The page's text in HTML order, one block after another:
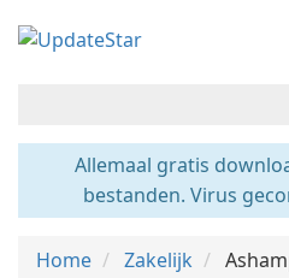
Allemaal gratis
bestanden. Virus
Home Zakelijk